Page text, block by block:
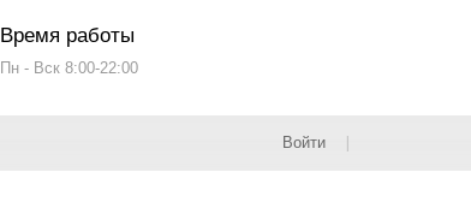
Время работы
Пн - Вск 8:00-22:00
Войти